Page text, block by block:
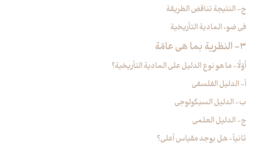
ج- النتيجة تناقض الطريقة
في ضوء المادية التأريخية
3- النظرية بما هي عامّة
أوّلًا- ما هو نوع الدليل على المادية التأريخية؟
أ- الدليل الفلسفي
ب- الدليل السيكولوجي
ج- الدليل العلمي
ثانياً- هل يوجد مقياس أعلى؟